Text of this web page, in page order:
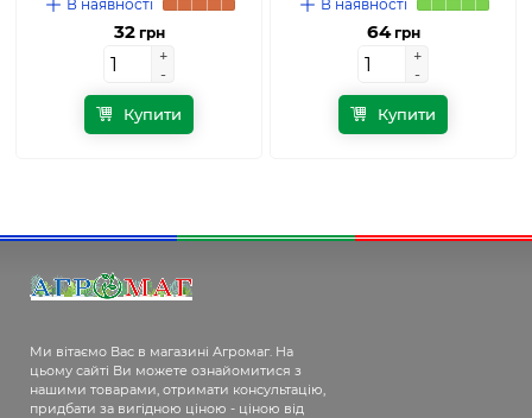
В наявності
32грн
+
-
+
-
Купити
В наявності
64грн
+
-
+
-
Купити
Ми вітаємо Вас в магазині Агромаг. На
цьому сайті Ви можете ознайомитися з
нашими товарами, отримати консультацію,
придбати за вигідною ціною - ціною від